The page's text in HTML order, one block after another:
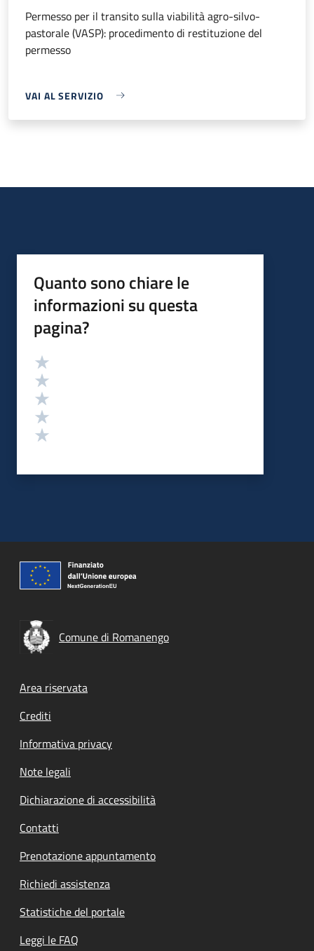
Permesso per il transito sulla viabilità agro-silvo-
pastorale (VASP): procedimento di restituzione del
permesso
VAI AL SERVIZIO
Quanto sono chiare le
informazioni su questa
pagina?
Valutazione
Comune di Romanengo
Footer menu
Area riservata
Crediti
Informativa privacy
Note legali
Dichiarazione di accessibilità
Contatti
Prenotazione appuntamento
Richiedi assistenza
Statistiche del portale
Leggi le FAQ